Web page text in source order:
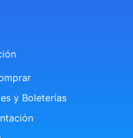
y Boleterías